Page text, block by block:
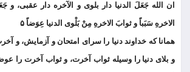
ان الله جَعَلَ الدنیا دار بلوی و الآخره دار عقبی، و
الاخرهِ سَبَباً و ثوابَ الاخرهِ مِنْ بَلْوی الدنیا عِوَضاً ۵
همانا که خداوند دنیا را سرای امتحان و آزمایش، و
و بلای دنیا را وسیله ثواب آخرت، و ثواب آخرت را عوض